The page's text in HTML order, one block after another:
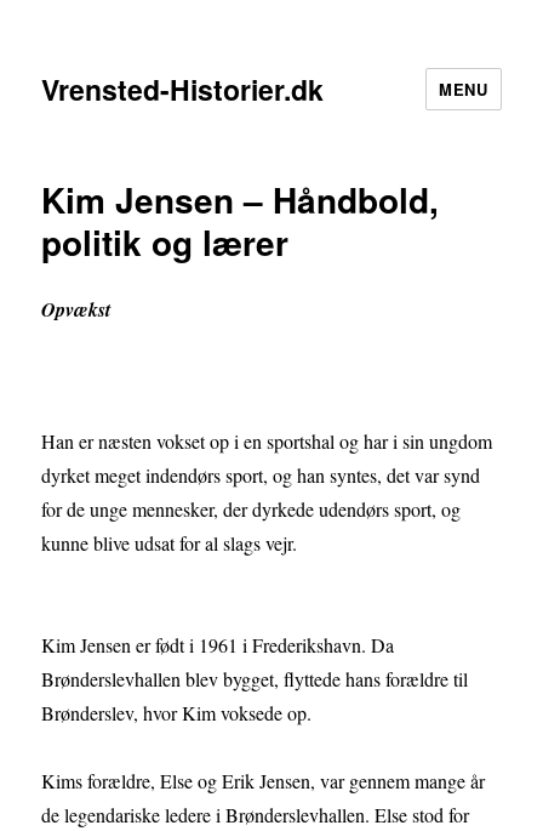
Vrensted-Historier.dk MENU
Kim Jensen – Håndbold,
politik og lærer
Opvækst
Han er næsten vokset op i en sportshal og har i sin ungdom
dyrket meget indendørs sport, og han syntes, det var synd
for de unge mennesker, der dyrkede udendørs sport, og
kunne blive udsat for al slags vejr.
Kim Jensen er født i 1961 i Frederikshavn. Da
Brønderslevhallen blev bygget, flyttede hans forældre til
Brønderslev, hvor Kim voksede op.
Kims forældre, Else og Erik Jensen, var gennem mange år
de legendariske ledere i Brønderslevhallen. Else stod for